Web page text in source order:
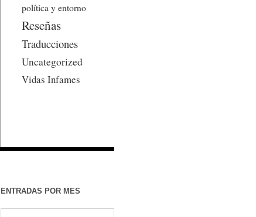
política y entorno
Reseñas
Traducciones
Uncategorized
Vidas Infames
ENTRADAS POR MES